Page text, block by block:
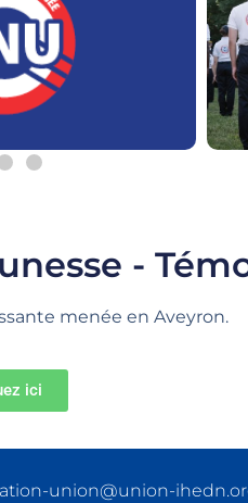
-
menée en Aveyron.
ici
union@union-